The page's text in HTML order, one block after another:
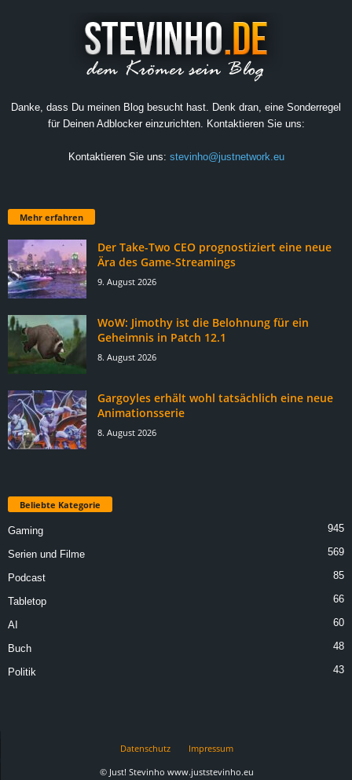
Danke, dass Du meinen Blog besucht hast. Denk dran, eine Sonderregel
für Deinen Adblocker einzurichten. Kontaktieren Sie uns:
Kontaktieren Sie uns: stevinho@justnetwork.eu
Mehr erfahren
Der Take-Two CEO prognostiziert eine neue
Ära des Game-Streamings
9. August 2026
WoW: Jimothy ist die Belohnung für ein
Geheimnis in Patch 12.1
8. August 2026
Gargoyles erhält wohl tatsächlich eine neue
Animationsserie
8. August 2026
Beliebte Kategorie
Gaming 945
Serien und Filme 569
Podcast 85
Tabletop 66
AI 60
Buch 48
Politik 43
Datenschutz
Impressum
© Just! Stevinho www.juststevinho.eu